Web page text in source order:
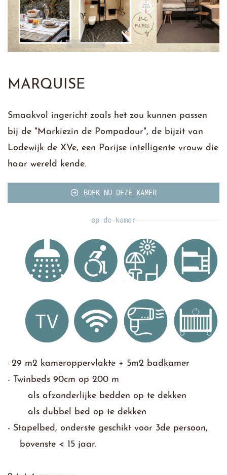
MARQUISE
Smaakvol ingericht zoals het zou kunnen passen
bij de "Markiezin de Pompadour", de bijzit van
Lodewijk de XVe, een Parijse intelligente vrouw die
haar wereld kende.
BOEK NU DEZE KAMER
op de kamer
​- 29 m2 kameroppervlakte + 5m2 badkamer
​- ​Twinbeds 90cm op 200 m
als ​afzonderlijke bedden op te dekken
als dubbel bed op te dekken
​- Stapelbed, onderste geschikt voor 3de persoon,
bovenste < 15 jaar.